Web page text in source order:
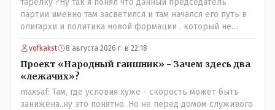
партии именно там засветился и там начался его путь в
олигархи и политика новой формации . который не
стесняется указать президенту на необходимость
скорого ухода! А летающая тарелка, потому что ещё не
было в истории независимого Казахстана депутата
который что то указывал бы действующему президенту,
не иначе инопланетянин, ну а на чём инопланетяне
передвигаются?
vofkakst 8 августа 2026 г. в 22:18
Проект «Народный гаишник» - Зачем здесь два
«лежачих»?
maxsaf: Там, где условия хуже - скорость может быть
занижена..ну это понятно. Но не перед домом служивого